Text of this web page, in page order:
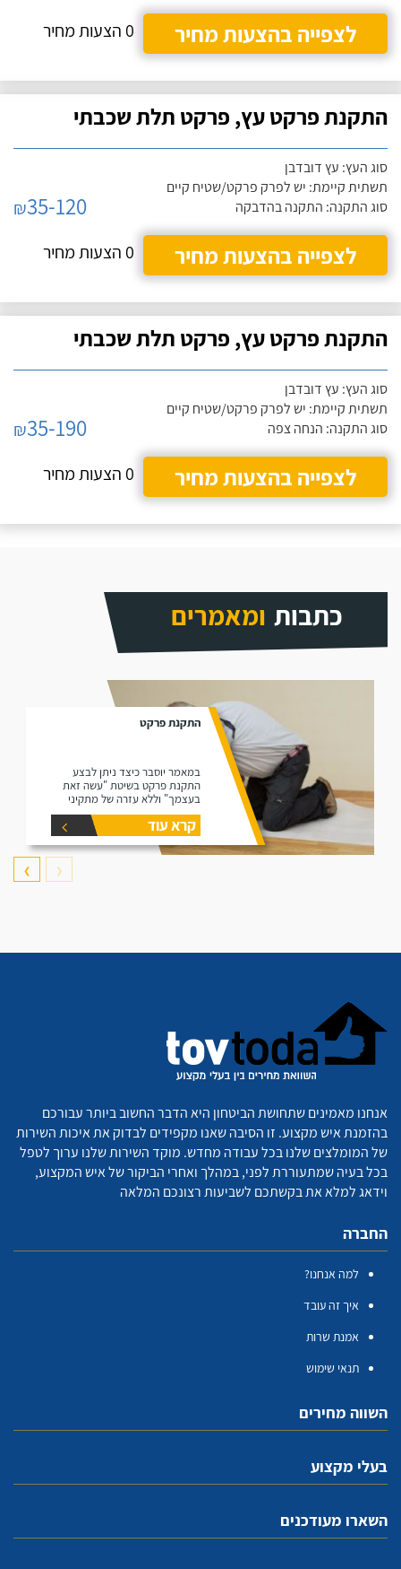
לצפייה בהצעות מחיר
0 הצעות מחיר
התקנת פרקט עץ, פרקט תלת שכבתי
סוג העץ: עץ דובדבן
תשתית קיימת: יש לפרק פרקט/שטיח קיים
סוג התקנה: התקנה בהדבקה
₪35-120
לצפייה בהצעות מחיר
0 הצעות מחיר
התקנת פרקט עץ, פרקט תלת שכבתי
סוג העץ: עץ דובדבן
תשתית קיימת: יש לפרק פרקט/שטיח קיים
סוג התקנה: הנחה צפה
₪35-190
לצפייה בהצעות מחיר
0 הצעות מחיר
כתבות ומאמרים
התקנת פרקט
במאמר יוסבר כיצד ניתן לבצע
התקנת פרקט בשיטת "עשה זאת
בעצמך" וללא עזרה של מתקיני
פרקטים.
קרא עוד
❮
❯
אנחנו מאמינים שתחושת הביטחון היא הדבר החשוב ביותר עבורכם
בהזמנת איש מקצוע. זו הסיבה שאנו מקפידים לבדוק את איכות השירות
של המומלצים שלנו בכל עבודה מחדש. מוקד השירות שלנו ערוך לטפל
בכל בעיה שמתעוררת לפני, במהלך ואחרי הביקור של איש המקצוע,
וידאג למלא את בקשתכם לשביעות רצונכם המלאה
החברה
למה אנחנו?
איך זה עובד
אמנת שרות
תנאי שימוש
השווה מחירים
בעלי מקצוע
השארו מעודכנים